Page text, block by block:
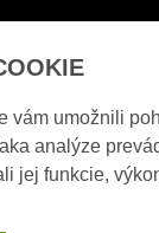
vám umožnili
analýze
jej funkcie,